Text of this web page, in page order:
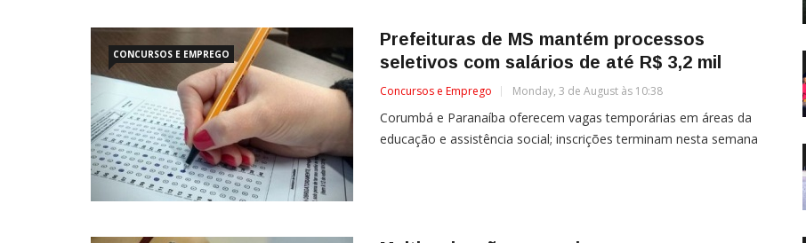
CONCURSOS E EMPREGO
Prefeituras de MS mantém processos
seletivos com salários de até R$ 3,2 mil
Concursos e Emprego Monday, 3 de August às 10:38
Corumbá e Paranaíba oferecem vagas temporárias em áreas da
educação e assistência social; inscrições terminam nesta semana